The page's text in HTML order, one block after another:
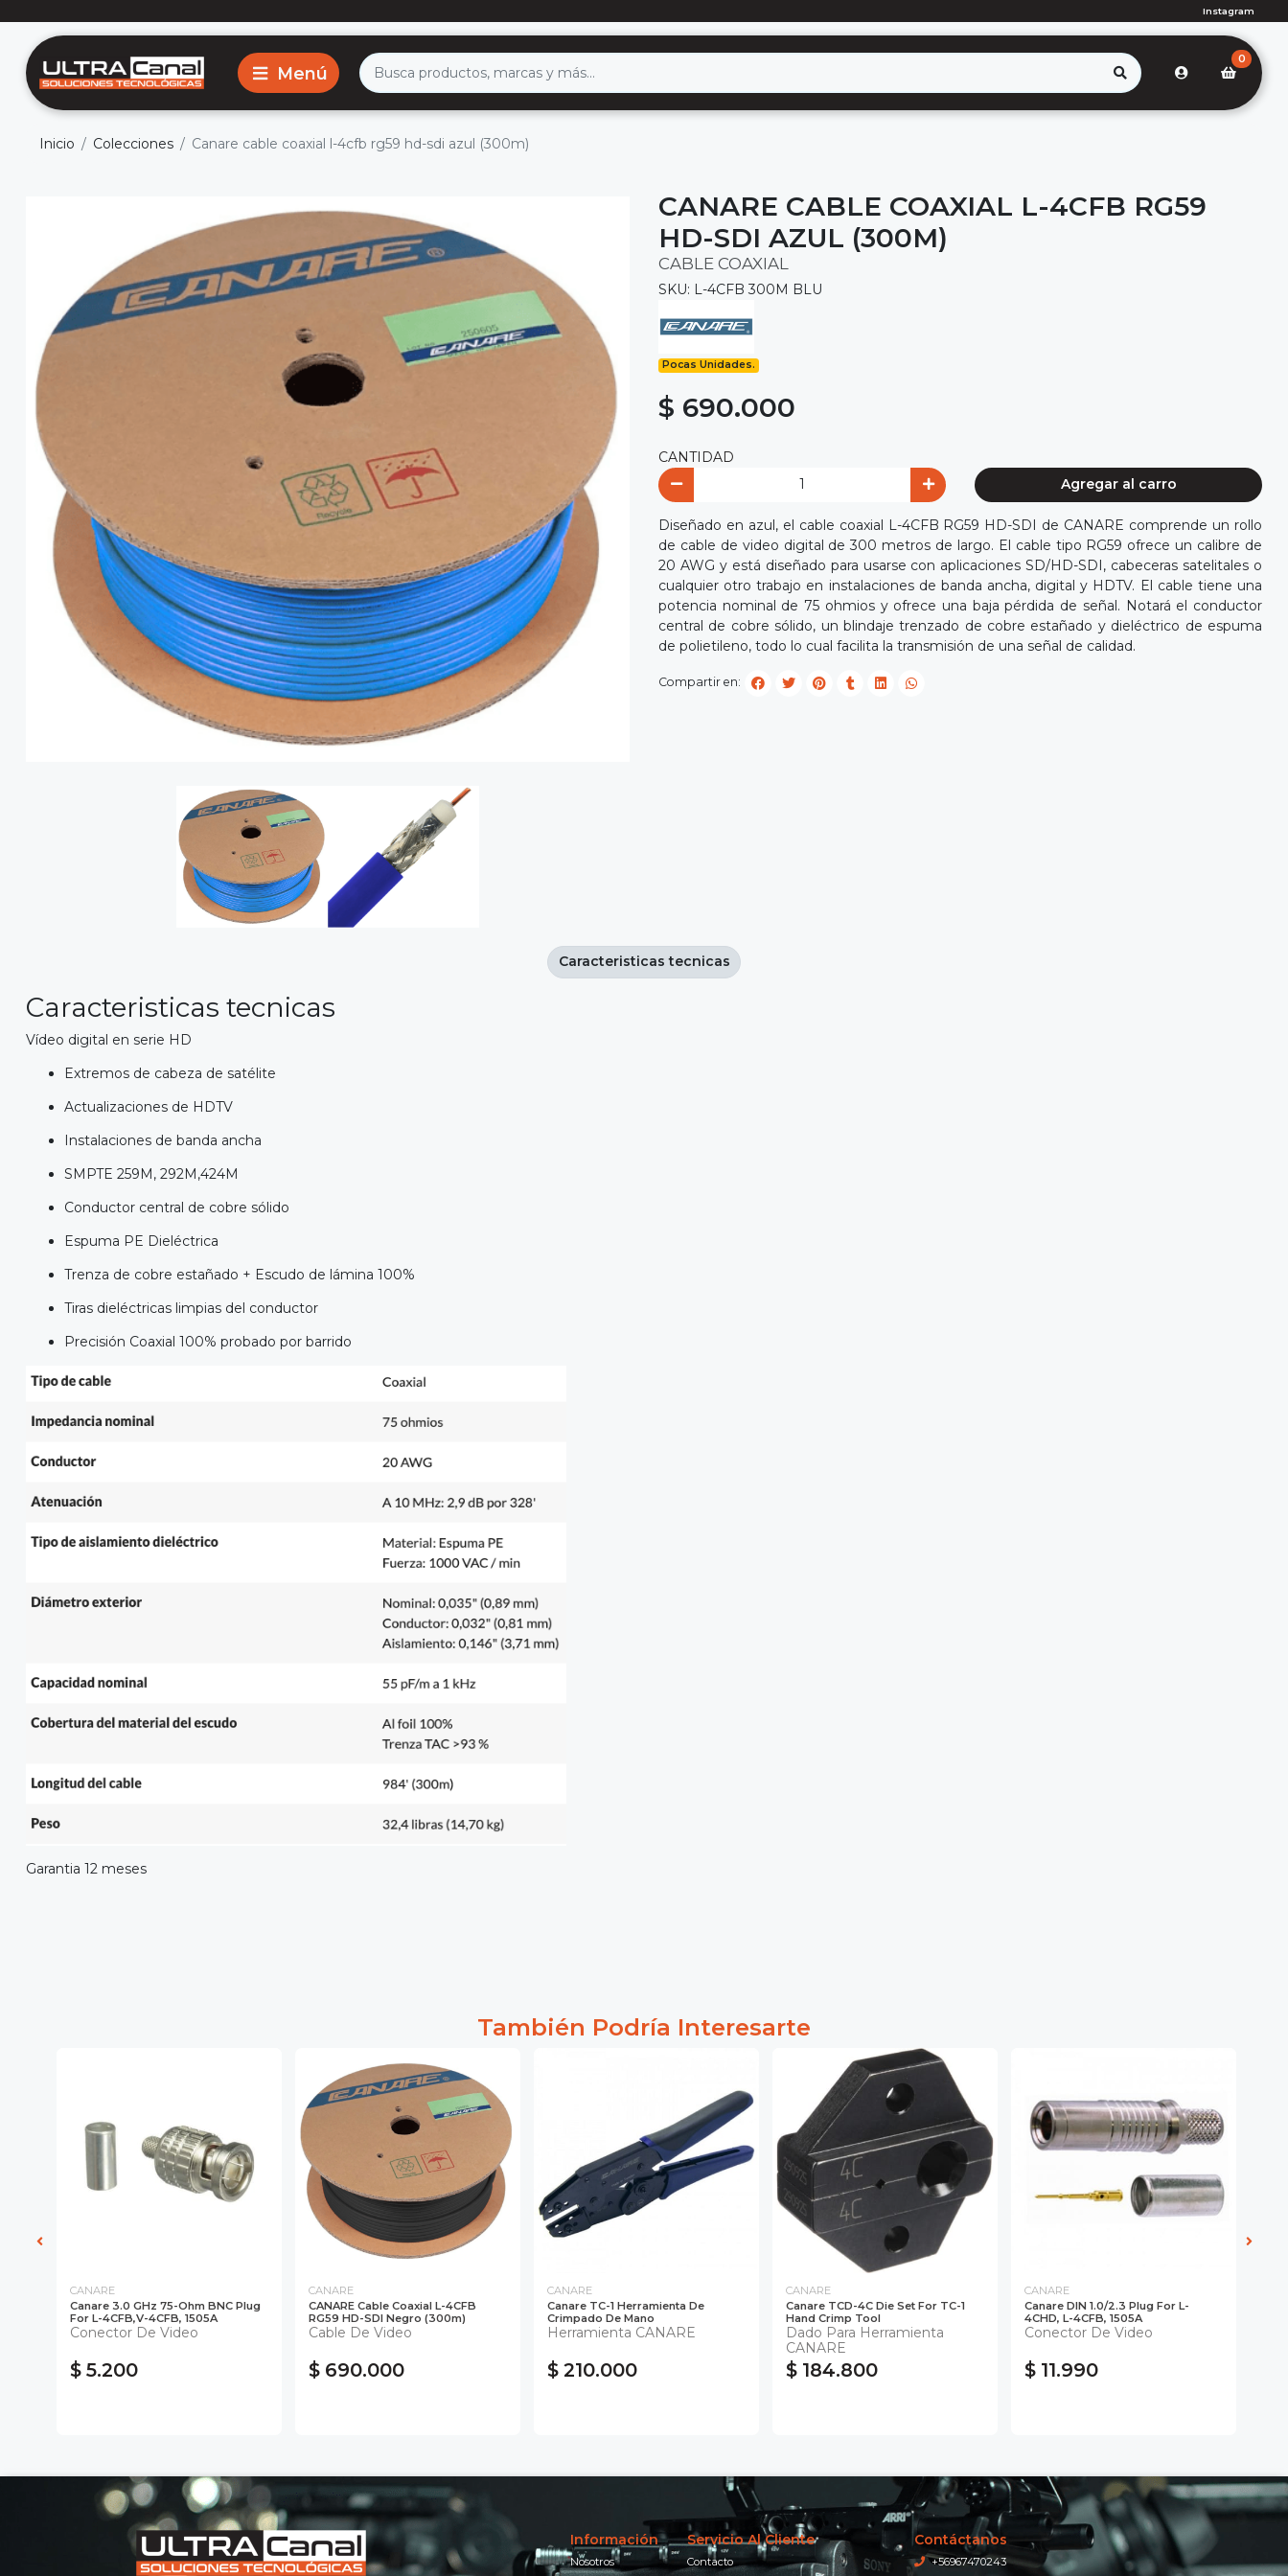
Instagram
0
Inicio Colecciones Canare cable coaxial l-4cfb rg59 hd-sdi azul (300m)
CANARE CABLE COAXIAL L-4CFB RG59
HD-SDI AZUL (300M)
CABLE COAXIAL
SKU: L-4CFB 300M BLU
Pocas Unidades.
$ 690.000
CANTIDAD
Agregar al carro
Diseñado en azul, el cable coaxial L-4CFB RG59 HD-SDI de CANARE comprende un rollo
de cable de video digital de 300 metros de largo. El cable tipo RG59 ofrece un calibre de
20 AWG y está diseñado para usarse con aplicaciones SD/HD-SDI, cabeceras satelitales o
cualquier otro trabajo en instalaciones de banda ancha, digital y HDTV. El cable tiene una
potencia nominal de 75 ohmios y ofrece una baja pérdida de señal. Notará el conductor
central de cobre sólido, un blindaje trenzado de cobre estañado y dieléctrico de espuma
de polietileno, todo lo cual facilita la transmisión de una señal de calidad.
Compartir en:
Caracteristicas tecnicas
Vídeo digital en serie HD
Extremos de cabeza de satélite
Actualizaciones de HDTV
Instalaciones de banda ancha
SMPTE 259M, 292M,424M
Conductor central de cobre sólido
Espuma PE Dieléctrica
Trenza de cobre estañado + Escudo de lámina 100%
Tiras dieléctricas limpias del conductor
Precisión Coaxial 100% probado por barrido
Garantia 12 meses
Caracteristicas tecnicas
También Podría Interesarte
CANARE
Canare 3.0 GHz 75-Ohm BNC Plug
For L-4CFB,V-4CFB, 1505A
Conector De Video
$ 5.200
CANARE
CANARE Cable Coaxial L-4CFB
RG59 HD-SDI Negro (300m)
Cable De Video
$ 690.000
CANARE
Canare TC-1 Herramienta De
Crimpado De Mano
Herramienta CANARE
$ 210.000
CANARE
Canare TCD-4C Die Set For TC-1
Hand Crimp Tool
Dado Para Herramienta
CANARE
$ 184.800
CANARE
Canare DIN 1.0/2.3 Plug For L-
4CHD, L-4CFB, 1505A
Conector De Video
$ 11.990
Información
Nosotros
Servicio Al Cliente
Contacto
Contáctanos
+56967470243